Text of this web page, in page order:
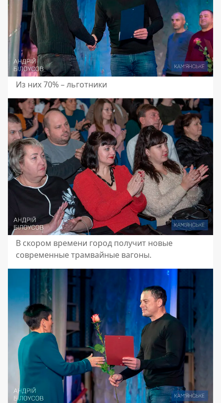
Из них 70% – льготники
В скором времени город получит новые
современные трамвайные вагоны.